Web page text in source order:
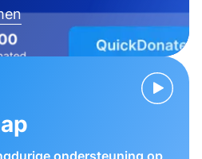
ondersteuning op